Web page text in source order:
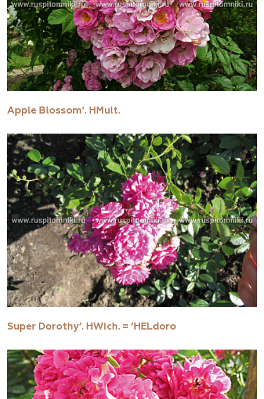
Apple Blossom’. HMult.
Super Dorothy’. HWich. = ‘HELdoro